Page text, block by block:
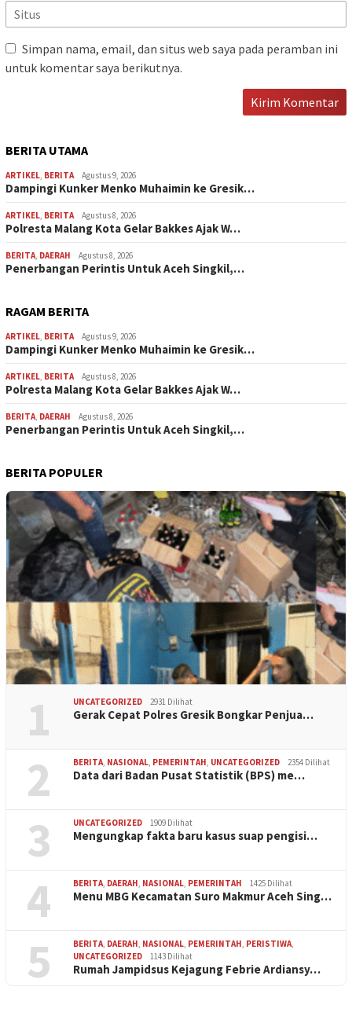
Simpan nama, email, dan situs web saya pada peramban ini
untuk komentar saya berikutnya.
BERITA UTAMA
ARTIKEL, BERITA Agustus 9, 2026
Dampingi Kunker Menko Muhaimin ke Gresik…
ARTIKEL, BERITA Agustus 8, 2026
Polresta Malang Kota Gelar Bakkes Ajak W…
BERITA, DAERAH Agustus 8, 2026
Penerbangan Perintis Untuk Aceh Singkil,…
RAGAM BERITA
ARTIKEL, BERITA Agustus 9, 2026
Dampingi Kunker Menko Muhaimin ke Gresik…
ARTIKEL, BERITA Agustus 8, 2026
Polresta Malang Kota Gelar Bakkes Ajak W…
BERITA, DAERAH Agustus 8, 2026
Penerbangan Perintis Untuk Aceh Singkil,…
BERITA POPULER
1 UNCATEGORIZED 2931 Dilihat
Gerak Cepat Polres Gresik Bongkar Penjua…
2 BERITA, NASIONAL, PEMERINTAH, UNCATEGORIZED 2354 Dilihat
Data dari Badan Pusat Statistik (BPS) me…
3 UNCATEGORIZED 1909 Dilihat
Mengungkap fakta baru kasus suap pengisi…
4 BERITA, DAERAH, NASIONAL, PEMERINTAH 1425 Dilihat
Menu MBG Kecamatan Suro Makmur Aceh Sing…
5 BERITA, DAERAH, NASIONAL, PEMERINTAH, PERISTIWA,
UNCATEGORIZED
1143 Dilihat
Rumah Jampidsus Kejagung Febrie Ardiansy…